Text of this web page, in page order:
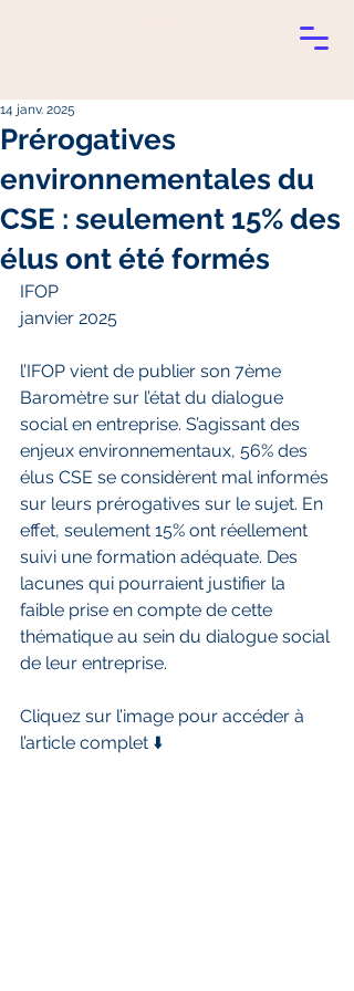
Prérogatives
environnementales du
CSE : seulement 15% des
élus ont été formés
14 janv. 2025
IFOP
janvier 2025
l’IFOP vient de publier son 7ème
Baromètre sur l’état du dialogue
social en entreprise. S’agissant des
enjeux environnementaux, 56% des
élus CSE se considèrent mal informés
sur leurs prérogatives sur le sujet. En
effet, seulement 15% ont réellement
suivi une formation adéquate. Des
lacunes qui pourraient justifier la
faible prise en compte de cette
thématique au sein du dialogue social
de leur entreprise.
Cliquez sur l’image pour accéder à
l’article complet ⬇️